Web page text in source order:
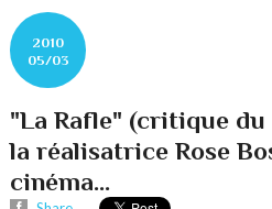
2010
05/03
"La Rafle" (critique
la réalisatrice Rose
cinéma...